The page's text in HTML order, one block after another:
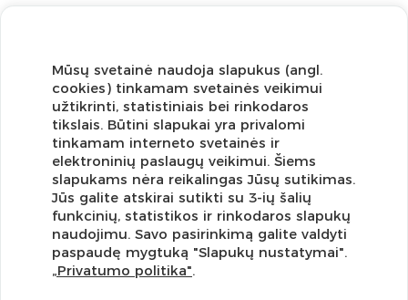
Užsisakykite naujienlaiškį ir pirmi gaukite geriausius
pasiūlymus!
Mūsų svetainė naudoja slapukus (angl.
cookies) tinkamam svetainės veikimui
užtikrinti, statistiniais bei rinkodaros
tikslais. Būtini slapukai yra privalomi
tinkamam interneto svetainės ir
elektroninių paslaugų veikimui. Šiems
slapukams nėra reikalingas Jūsų sutikimas.
Jūs galite atskirai sutikti su 3-ių šalių
funkcinių, statistikos ir rinkodaros slapukų
naudojimu. Savo pasirinkimą galite valdyti
paspaudę mygtuką "Slapukų nustatymai".
„Privatumo politika".